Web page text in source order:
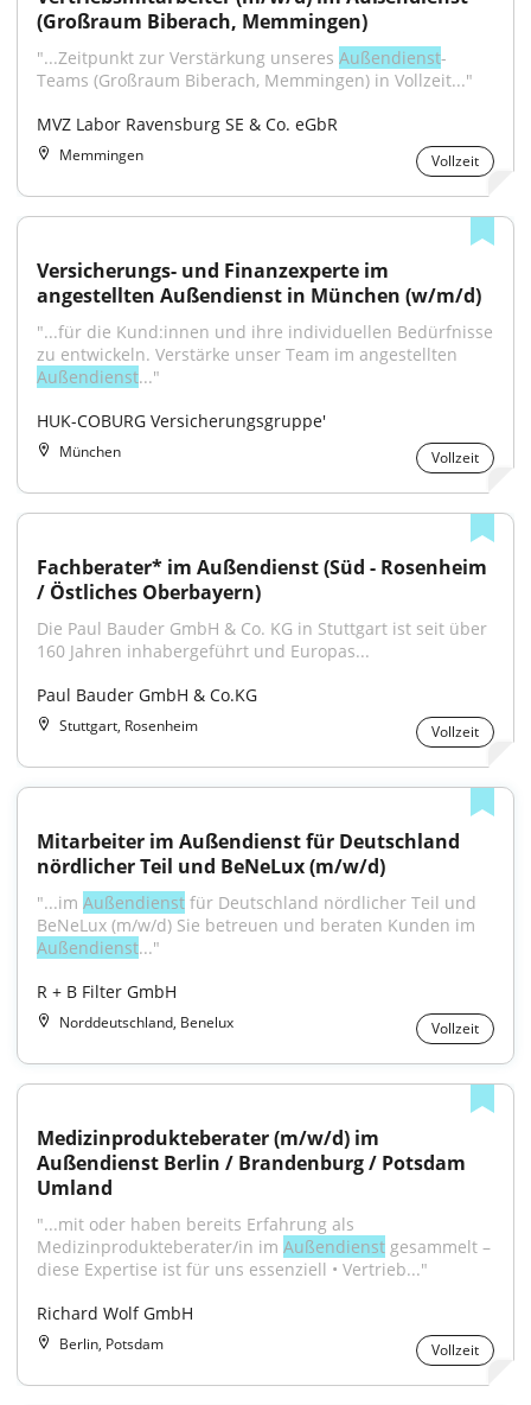
(Großraum Biberach, Memmingen)
"...Zeitpunkt zur Verstärkung unseres Außendienst-
Teams (Großraum Biberach, Memmingen) in Vollzeit..."
MVZ Labor Ravensburg SE & Co. eGbR
Memmingen Vollzeit
Versicherungs- und Finanzexperte im
angestellten Außendienst in München (w/m/d)
"...für die Kund:innen und ihre individuellen Bedürfnisse
Außendienst..."
HUK-COBURG Versicherungsgruppe'
München Vollzeit
Fachberater* im Außendienst (Süd - Rosenheim
/ Östliches Oberbayern)
Die Paul Bauder GmbH & Co. KG in Stuttgart ist seit über
160 Jahren inhabergeführt und Europas...
Paul Bauder GmbH & Co.KG
Stuttgart, Rosenheim Vollzeit
Mitarbeiter im Außendienst für Deutschland
nördlicher Teil und BeNeLux (m/w/d)
"...im Außendienst für Deutschland nördlicher Teil und
Außendienst..."
R + B Filter GmbH
Norddeutschland, Benelux Vollzeit
Medizinprodukteberater (m/w/d) im
Außendienst Berlin / Brandenburg / Potsdam
Umland
"...mit oder haben bereits Erfahrung als
Medizinprodukteberater/in im Außendienst gesammelt –
diese Expertise ist für uns essenziell • Vertrieb..."
Richard Wolf GmbH
Berlin, Potsdam Vollzeit